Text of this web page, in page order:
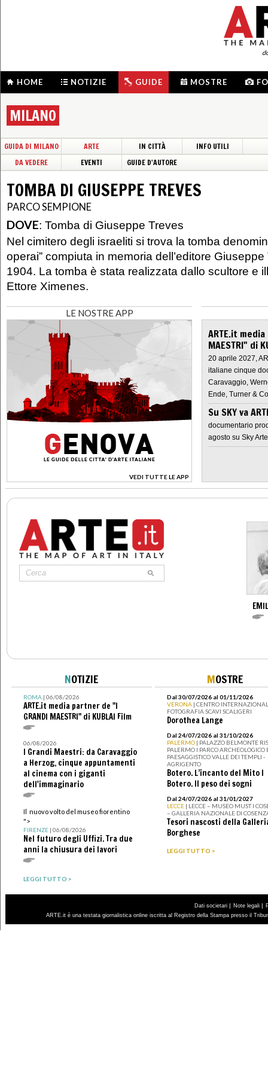
HOME NOTIZIE GUIDE MOSTRE
MILANO
GUIDA DI MILANO ARTE IN CITTÀ
INFO UTILI
DA VEDERE
EVENTI GUIDE D'AUTORE
TOMBA DI GIUSEPPE TREVES
PARCO SEMPIONE
DOVE: Tomba di Giuseppe Treves
Nel cimitero degli israeliti si trova la tomba
operai” compiuta in memoria dell’editore
1904. La tomba è stata realizzata dallo scultore e
Ettore Ximenes.
LE NOSTRE APP
VEDI TUTTE LE APP
>
ARTE.it
MAESTRI" di
20 aprile 2027,
italiane cinque
Caravaggio,
Ende, Turner &
Su SKY va
documentario
agosto su Sky Arte
NOTIZIE
ROMA| 06/08/2026
ARTE.it media partner de "I
GRANDI MAESTRI" di KUBLAI Film
06/08/2026
I Grandi Maestri: da Caravaggio
a Herzog, cinque appuntamenti
al cinema con i giganti
dell'immaginario
Il nuovo volto del museo fiorentino
">
FIRENZE| 06/08/2026
Nel futuro degli Uffizi. Tra due
anni la chiusura dei lavori
LEGGI TUTTO >
MOSTRE
Dal 30/07/2026 al 01/11/2026
VERONA | CENTRO
FOTOGRAFIA SCAVI SCALIGERI
Dorothea Lange
Dal 24/07/2026 al 31/10/2026
PALERMO | PALAZZO BELMONTE
PALERMO I PARCO ARCHEOLOGICO
PAESAGGISTICO VALLE DEI TEMPLI -
AGRIGENTO
Botero. L’incanto del Mito I
Botero. Il peso dei sogni
Dal 24/07/2026 al 31/01/2027
LECCE | LECCE – MUSEO MUST I
– GALLERIA NAZIONALE DI
Tesori nascosti della
Borghese
LEGGI TUTTO >
Dati societari | Note legali |
ARTE.it è una testata giornalistica online iscritta al Registro della Stampa presso il